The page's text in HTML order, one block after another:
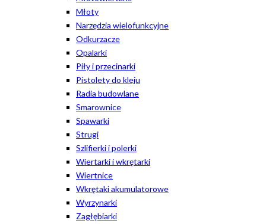
Młoty
Narzędzia wielofunkcyjne
Odkurzacze
Opalarki
Piły i przecinarki
Pistolety do kleju
Radia budowlane
Smarownice
Spawarki
Strugi
Szlifierki i polerki
Wiertarki i wkrętarki
Wiertnice
Wkrętaki akumulatorowe
Wyrzynarki
Zagłębiarki